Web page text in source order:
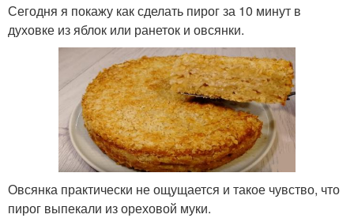
Сегодня я покажу как сделать пирог за 10 минут в
духовке из яблок или ранеток и овсянки.
Овсянка практически не ощущается и такое чувство, что
пирог выпекали из ореховой муки.